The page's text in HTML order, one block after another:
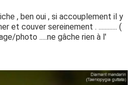
, ben oui , si accouplement il y
et couver sereinement . ............ (
photo .....ne gâche rien à l'